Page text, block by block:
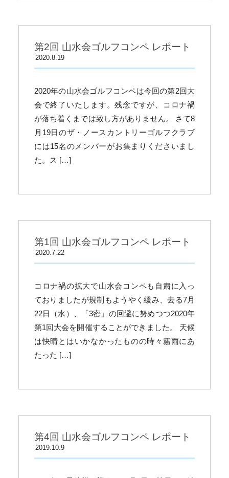
第2回 山水会ゴルフコンペ レポート
2020.8.19
2020年の山水会ゴルフコンペは今回の第2回大
会で終了いたします。残念ですが、コロナ禍
が落ち着くまでは致し方がありません。 さて8
月19日のザ・ノースカントリーゴルフクラブ
には15名のメンバーがお集まりくださいまし
た。ス […]
第1回 山水会ゴルフコンペ レポート
2020.7.22
コロナ禍の拡大で山水会コンペも自粛に入っ
ておりましたが規制もようやく緩み、去る7月
22日（水）、「3密」の回避に努めつつ2020年
第1回大会を開催することができました。 天候
は快晴とはいかなかったものの時々霧雨にあ
たった […]
第4回 山水会ゴルフコンペ レポート
2019.10.9